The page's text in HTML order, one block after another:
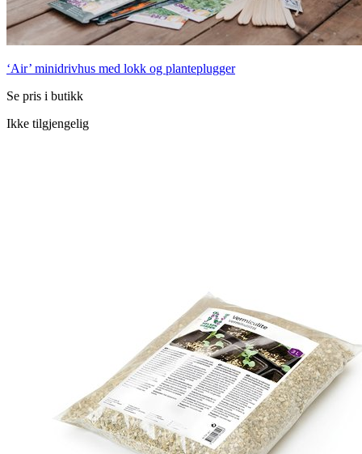
‘Air’ minidrivhus med lokk og planteplugger
Se pris i butikk
Ikke tilgjengelig